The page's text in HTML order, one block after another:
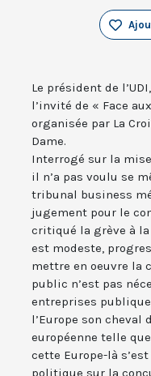
Le président de
l’invité de « Face
organisée par La
Dame.
Interrogé sur la
il n’a pas voulu se
tribunal business
jugement pour le
critiqué la grève à la
est modeste,
mettre en oeuvre la
public n’est pas
entreprises
l’Europe son cheval
européenne telle
cette Europe-là
politique sur la